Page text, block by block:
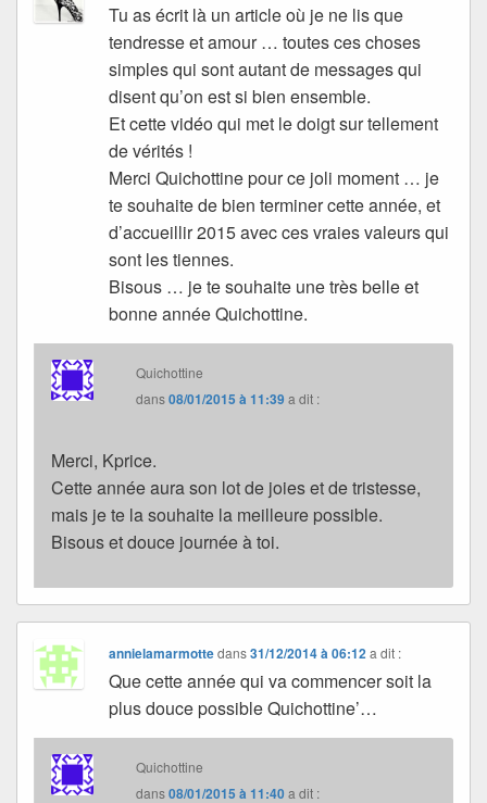
Tu as écrit là un article où je ne lis que
tendresse et amour … toutes ces choses
simples qui sont autant de messages qui
disent qu’on est si bien ensemble.
Et cette vidéo qui met le doigt sur tellement
de vérités !
Merci Quichottine pour ce joli moment … je
te souhaite de bien terminer cette année, et
d’accueillir 2015 avec ces vraies valeurs qui
sont les tiennes.
Bisous … je te souhaite une très belle et
bonne année Quichottine.
Quichottine
dans08/01/2015 à 11:39a dit :
Merci, Kprice.
Cette année aura son lot de joies et de tristesse,
mais je te la souhaite la meilleure possible.
Bisous et douce journée à toi.
annielamarmottedans31/12/2014 à 06:12 a dit :
Que cette année qui va commencer soit la
plus douce possible Quichottine’…
Quichottine
dans08/01/2015 à 11:40a dit :